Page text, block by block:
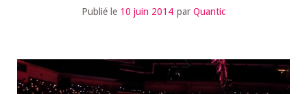
Publié le 10 juin 2014 par Quantic